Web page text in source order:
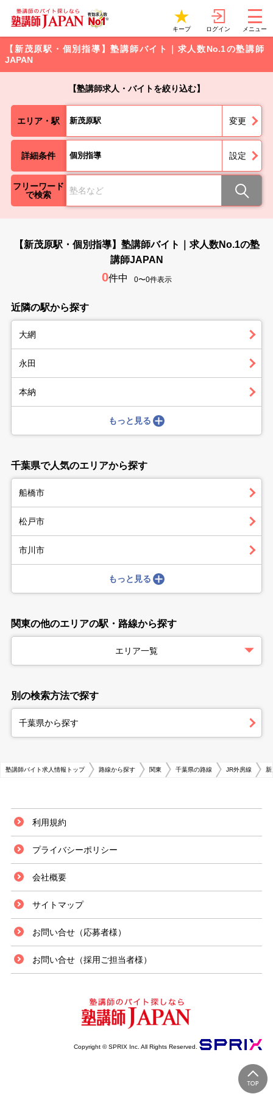
キープ ログイン メニュー
【新茂原駅・個別指導】塾講師バイト｜求人数No.1の塾講師
JAPAN
【塾講師求人・バイトを絞り込む】
エリア・駅 新茂原駅 変更
詳細条件 個別指導 設定
フリーワード
で検索
【新茂原駅・個別指導】塾講師バイト｜求人数No.1の塾
講師JAPAN
0件中 0〜0件表示
近隣の駅から探す
大網
永田
本納
もっと見る
千葉県で人気のエリアから探す
船橋市
松戸市
市川市
もっと見る
関東の他のエリアの駅・路線から探す
エリア一覧
別の検索方法で探す
千葉県から探す
塾講師バイト求人情報トップ 路線から探す 関東 千葉県の路線 JR外房線 新
利用規約
プライバシーポリシー
会社概要
サイトマップ
お問い合せ（応募者様）
お問い合せ（採用ご担当者様）
Copyright © SPRIX Inc. All Rights Reserved.